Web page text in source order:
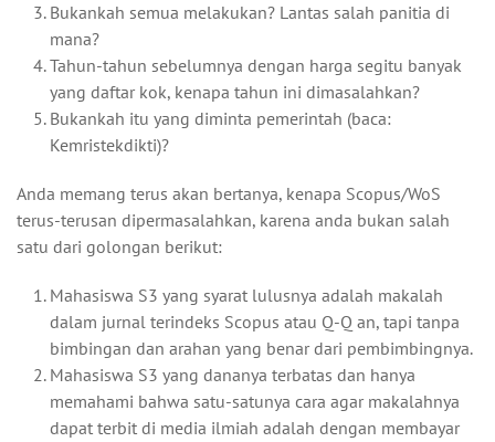
Bukankah semua melakukan? Lantas salah panitia di
mana?
Tahun-tahun sebelumnya dengan harga segitu banyak
yang daftar kok, kenapa tahun ini dimasalahkan?
Bukankah itu yang diminta pemerintah (baca:
Kemristekdikti)?
Anda memang terus akan bertanya, kenapa Scopus/WoS
terus-terusan dipermasalahkan, karena anda bukan salah
satu dari golongan berikut:
Mahasiswa S3 yang syarat lulusnya adalah makalah
dalam jurnal terindeks Scopus atau Q-Q an, tapi tanpa
bimbingan dan arahan yang benar dari pembimbingnya.
Mahasiswa S3 yang dananya terbatas dan hanya
memahami bahwa satu-satunya cara agar makalahnya
dapat terbit di media ilmiah adalah dengan membayar